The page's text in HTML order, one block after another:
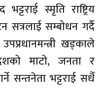
स्मृति राष्ट्रिय
सत्रलाई सम्बोधन गर्दै
खड्काले
माटो, जनता र
सन्तनेता भट्टराई सधैँ